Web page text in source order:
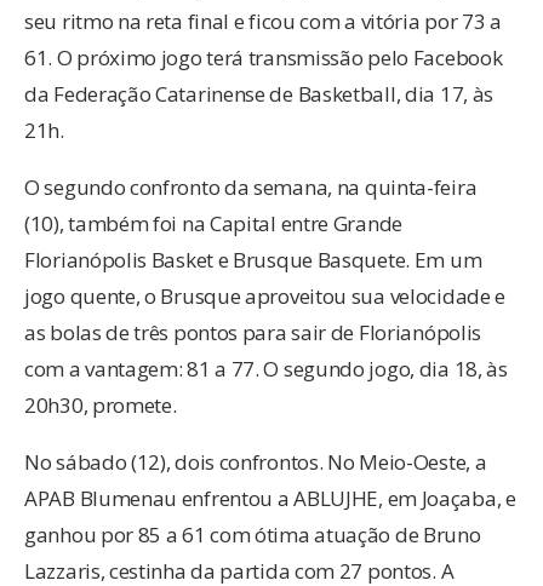
seu ritmo na reta final e ficou com a vitória por 73 a
61. O próximo jogo terá transmissão pelo Facebook
da Federação Catarinense de Basketball, dia 17, às
21h.
O segundo confronto da semana, na quinta-feira
(10), também foi na Capital entre Grande
Florianópolis Basket e Brusque Basquete. Em um
jogo quente, o Brusque aproveitou sua velocidade e
as bolas de três pontos para sair de Florianópolis
com a vantagem: 81 a 77. O segundo jogo, dia 18, às
20h30, promete.
No sábado (12), dois confrontos. No Meio-Oeste, a
APAB Blumenau enfrentou a ABLUJHE, em Joaçaba, e
ganhou por 85 a 61 com ótima atuação de Bruno
Lazzaris, cestinha da partida com 27 pontos. A